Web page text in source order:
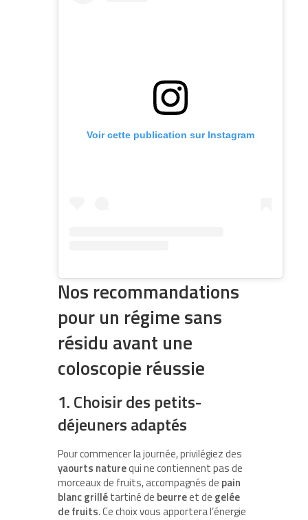
Voir cette publication sur Instagram
Nos recommandations
pour un régime sans
résidu avant une
coloscopie réussie
1. Choisir des petits-
déjeuners adaptés
Pour commencer la journée, privilégiez des
yaourts naturequi ne contiennent pas de
morceaux de fruits, accompagnés de pain
blanc grillétartiné de beurreet de gelée
de fruits. Ce choix vous apportera l’énergie